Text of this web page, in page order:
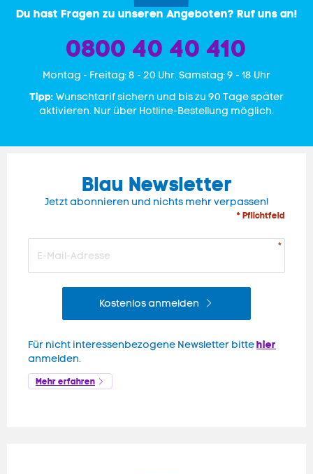
Du hast Fragen zu unseren Angeboten? Ruf uns an!
0800 40 40 410
Mon­tag - Freitag: 8 - 20 Uhr. Samstag: 9 - 18 Uhr
Tipp: Wunschtarif sichern und bis zu 90 Tage später
aktivieren. Nur über Hotline-Bestellung möglich.
Blau Newsletter
Jetzt abonnieren und nichts mehr verpassen!
* Pflichtfeld
Kostenlos anmelden
Für nicht interessenbezogene Newsletter bittehier
anmelden.
Mehr erfahren